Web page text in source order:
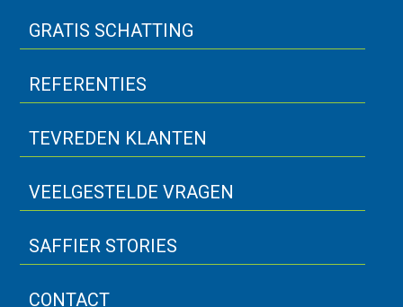
GRATIS SCHATTING
REFERENTIES
TEVREDEN KLANTEN
VEELGESTELDE VRAGEN
SAFFIER STORIES
CONTACT